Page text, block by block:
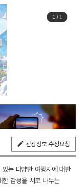
1/ 1
관광정보 수정요청
있는 다양한 여행지에 대한
한 감성을 서로 나누는